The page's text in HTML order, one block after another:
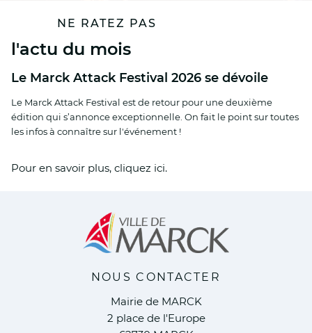
NE RATEZ PAS
l'actu du mois
Le Marck Attack Festival 2026 se dévoile
Le Marck Attack Festival est de retour pour une deuxième
édition qui s’annonce exceptionnelle. On fait le point sur toutes
les infos à connaître sur l'événement !
Pour en savoir plus, cliquez ici.
NOUS CONTACTER
Mairie de MARCK
2 place de l'Europe